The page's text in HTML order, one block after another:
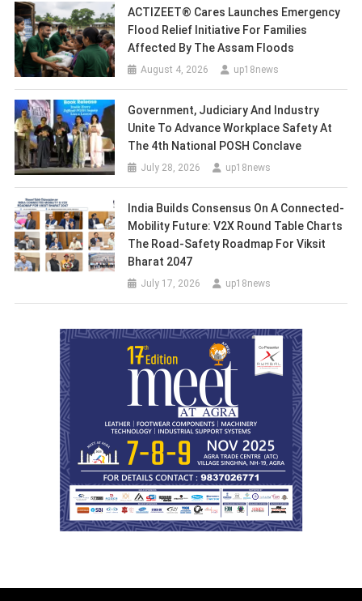
ACTIZEET® Cares Launches Emergency
Flood Relief Initiative For Families
Affected By The Assam Floods
August 4, 2026 up18news
Government, Judiciary And Industry
Unite To Advance Workplace Safety At
The 4th National POSH Conclave
July 28, 2026 up18news
India Builds Consensus On A Connected-
Mobility Future: V2X Round Table Charts
The Road-Safety Roadmap For Viksit
Bharat 2047
July 17, 2026 up18news